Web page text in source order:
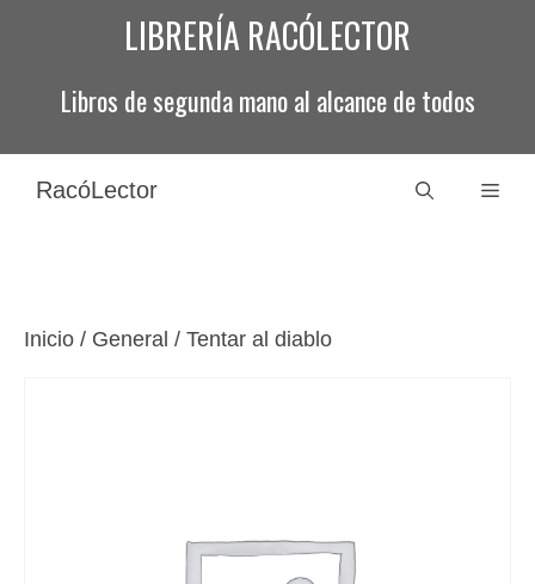
LIBRERÍA RACÓLECTOR
Libros de segunda mano al alcance de todos
RacóLector
Inicio / General / Tentar al diablo